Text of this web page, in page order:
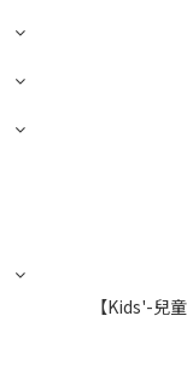
【Kids'-兒